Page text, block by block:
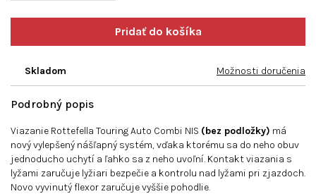
Skladom Možnosti doručenia
Podrobný popis
Viazanie Rottefella Touring Auto Combi NIS (bez podložky) má
nový vylepšený nášľapný systém, vďaka ktorému sa do neho obuv
jednoducho uchytí a ľahko sa z neho uvoľní. Kontakt viazania s
lyžami zaručuje lyžiari bezpečie a kontrolu nad lyžami pri zjazdoch.
Novo vyvinutý flexor zaručuje vyššie pohodlie.